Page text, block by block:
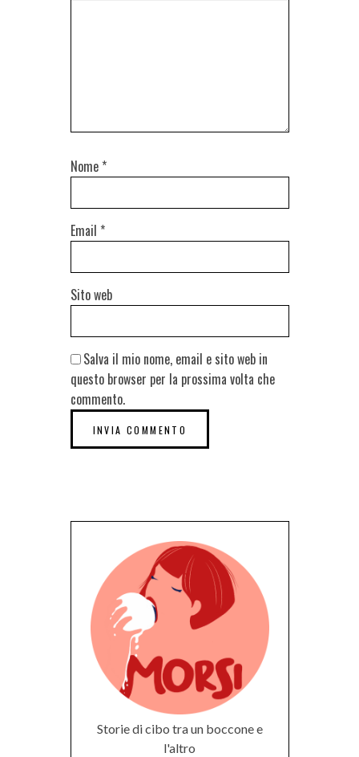
Nome *
Email *
Sito web
Salva il mio nome, email e sito web in
questo browser per la prossima volta che
commento.
Storie di cibo tra un boccone e
l'altro